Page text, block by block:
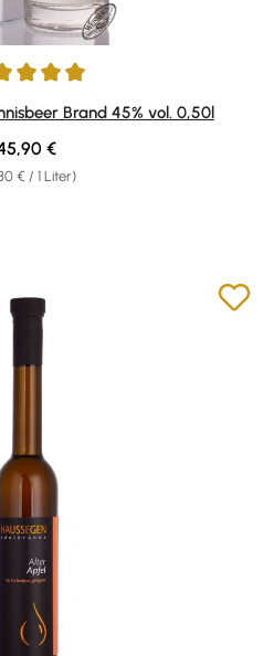
von 5 von 5 Sternen
Brand 45% vol. 0,50l
€ / 1 Liter)
Preis:
€